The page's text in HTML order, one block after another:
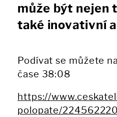
může být nejen
také inovativní
Podívat se můžete
čase 38:08
https://
polopate/